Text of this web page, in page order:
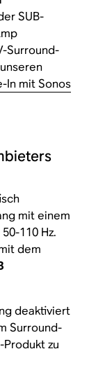
SUB-
Surround-
In mit Sonos
mit einem
110 Hz.
dem
deaktiviert
Surround-
zu